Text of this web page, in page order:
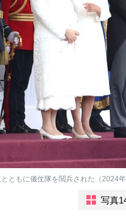
ともに儀仗隊を閲兵された（2024
写真